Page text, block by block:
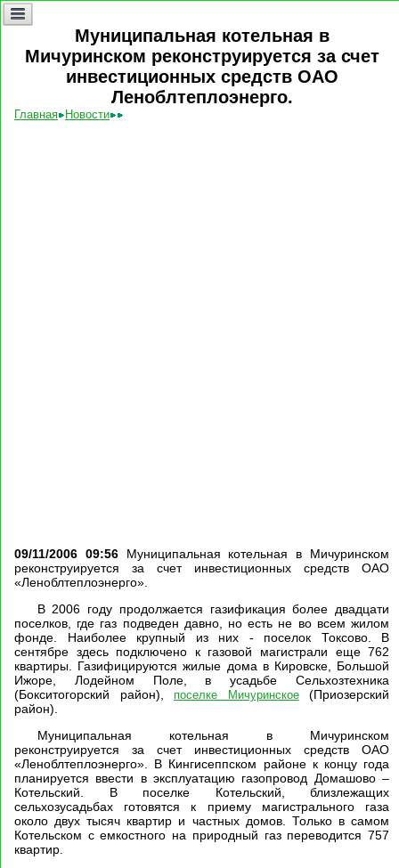
Муниципальная котельная в
Мичуринском реконструируется за счет
инвестиционных средств ОАО
Леноблтеплоэнерго.
Главная Новости
09/11/2006 09:56Муниципальная котельная в Мичуринском
реконструируется за счет инвестиционных средств ОАО
«Леноблтеплоэнерго».
В 2006 году продолжается газификация более двадцати
поселков, где газ подведен давно, но есть не во всем жилом
фонде. Наиболее крупный из них - поселок Токсово. В
сентябре здесь подключено к газовой магистрали еще 762
квартиры. Газифицируются жилые дома в Кировске, Большой
Ижоре, Лодейном Поле, в усадьбе Сельхозтехника
(Бокситогорский район), поселке Мичуринское(Приозерский
район).
Муниципальная котельная в Мичуринском
реконструируется за счет инвестиционных средств ОАО
«Леноблтеплоэнерго». В Кингисеппском районе к концу года
планируется ввести в эксплуатацию газопровод Домашово –
Котельский. В поселке Котельский, близлежащих
сельхозусадьбах готовятся к приему магистрального газа
около двух тысяч квартир и частных домов. Только в самом
Котельском с емкостного на природный газ переводится 757
квартир.